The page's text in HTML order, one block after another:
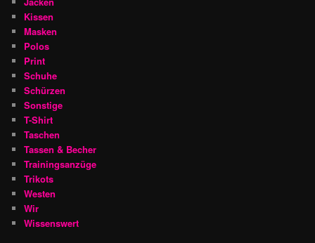
Kissen
Masken
Polos
Print
Schuhe
Schürzen
Sonstige
T-Shirt
Taschen
Tassen & Becher
Trainingsanzüge
Trikots
Westen
Wir
Wissenswert